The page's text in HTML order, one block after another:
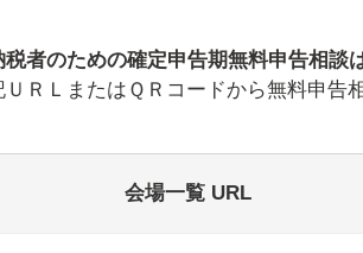
者のための確定申告期無料申告相談
ＵＲＬまたはＱＲコードから無料申告
会場一覧 URL